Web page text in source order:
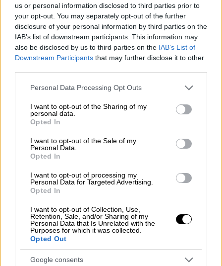
us or personal information disclosed to third parties prior to
your opt-out. You may separately opt-out of the further
disclosure of your personal information by third parties on the
IAB’s list of downstream participants. This information may
also be disclosed by us to third parties on the IAB’s List of
Downstream Participants that may further disclose it to other
Please note that this website/app uses one or more Google
not limited to your visit or usage behaviour. You may click to
grant or deny consent to Google and its third-party tags to
use your data for below specified purposes in below Google
consent section.
Personal Data Processing Opt Outs
I want to opt-out of the Sharing of my
personal data.
Opted In
I want to opt-out of the Sale of my
Personal Data.
Opted In
I want to opt-out of processing my
Personal Data for Targeted Advertising.
Opted In
I want to opt-out of Collection, Use,
Retention, Sale, and/or Sharing of my
Personal Data that Is Unrelated with the
Purposes for which it was collected.
Opted Out
Google consents
ΔΙΑΒΑΣΤΕ ΕΠΙΣΗΣ
Κόσμος|23.08.2024 08:00
Κουρσκ: Οι εκτοπισμένοι έχουν
φτάσει τους 133 χιλιάδες
Παράλληλα η ρωσική εταιρεία πυρηνικής
ο πυρηνικός σταθμός που ελέγχεται από τη
Ρωσία στην Ζαπορίζια της Ουκρανίας
λειτουργεί κανονικά
αφού τα αυτόματα
συστήματά του απενεργοποίησαν μια γραμμή
υψηλής τάσης.
Ο πυρηνικός σταθμός που βρίσκεται σε
αδράνεια στηρίζεται στην ενέργεια που
λαμβάνει έξωθεν για τη διατήρηση της
σταθερότητας και της ασφάλειας των